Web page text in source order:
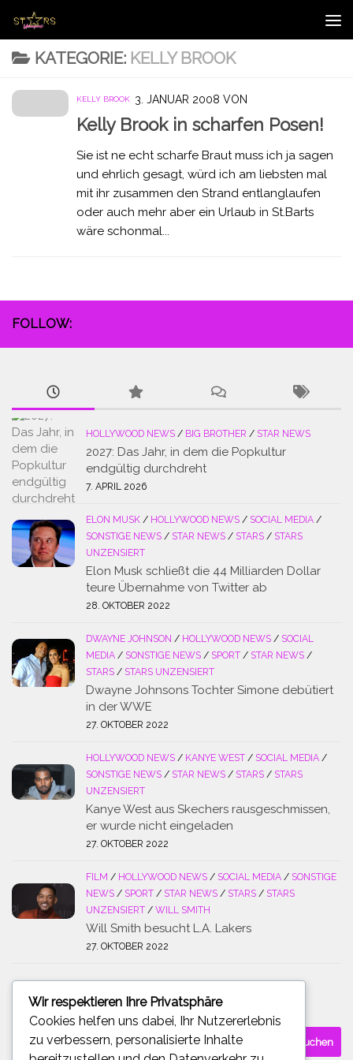
Zum Inhalt springen
KATEGORIE: KELLY BROOK
KELLY BROOK 3. JANUAR 2008 VON
Kelly Brook in scharfen Posen!
Sie ist ne echt scharfe Braut muss ich ja sagen
und ehrlich gesagt, würd ich am liebsten mal
mit ihr zusammen den Strand entlanglaufen
oder auch mehr aber ein Urlaub in St.Barts
wäre schonmal...
FOLLOW:
HOLLYWOOD NEWS / BIG BROTHER / STAR NEWS
2027: Das Jahr, in dem die Popkultur
endgültig durchdreht
7. APRIL 2026
ELON MUSK / HOLLYWOOD NEWS / SOCIAL MEDIA /
SONSTIGE NEWS / STAR NEWS / STARS / STARS
UNZENSIERT
Elon Musk schließt die 44 Milliarden Dollar
teure Übernahme von Twitter ab
28. OKTOBER 2022
DWAYNE JOHNSON / HOLLYWOOD NEWS / SOCIAL
MEDIA / SONSTIGE NEWS / SPORT / STAR NEWS /
STARS / STARS UNZENSIERT
Dwayne Johnsons Tochter Simone debütiert
in der WWE
27. OKTOBER 2022
HOLLYWOOD NEWS / KANYE WEST / SOCIAL MEDIA /
SONSTIGE NEWS / STAR NEWS / STARS / STARS
UNZENSIERT
Kanye West aus Skechers rausgeschmissen,
er wurde nicht eingeladen
27. OKTOBER 2022
FILM / HOLLYWOOD NEWS / SOCIAL MEDIA / SONSTIGE
NEWS / SPORT / STAR NEWS / STARS / STARS
UNZENSIERT / WILL SMITH
Will Smith besucht L.A. Lakers
27. OKTOBER 2022
Suchen
nach:
Wir respektieren Ihre Privatsphäre
Cookies helfen uns dabei, Ihr Nutzererlebnis
zu verbessern, personalisierte Inhalte